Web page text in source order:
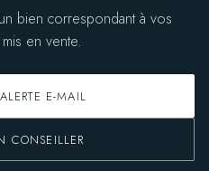
bien correspondant à vos
en vente.
E-MAIL
CONSEILLER